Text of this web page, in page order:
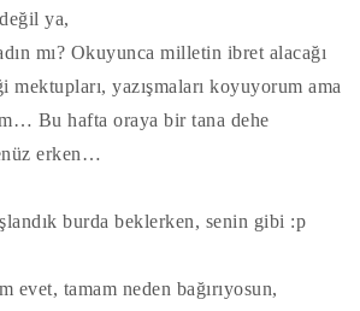
ya,
mı? Okuyunca milletin ibret alacağı
mektupları, yazışmaları koyuyorum ama
Bu hafta oraya bir tana dehe
erken…
burda beklerken, senin gibi :p
evet, tamam neden bağırıyosun,